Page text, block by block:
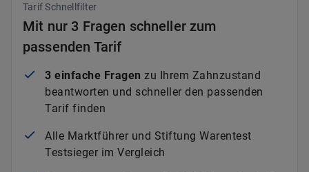
Tarif Schnellfilter
Mit nur 3 Fragen schneller zum
passenden Tarif
3 einfache Fragen zu Ihrem Zahnzustand
beantworten und schneller den passenden
Tarif finden
Alle Marktführer und Stiftung Warentest
Testsieger im Vergleich